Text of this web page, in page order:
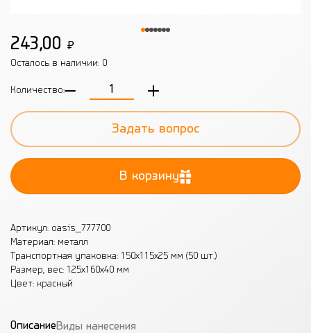
243,00 ₽
Осталось в наличии: 0
Количество:
Задать вопрос
В корзину
Артикул: oasis_777700
Материал: металл
Транспортная упаковка: 150х115х25 мм (50 шт.)
Размер, вес: 125х160x40 мм
Цвет: красный
ОписаниеВиды нанесения